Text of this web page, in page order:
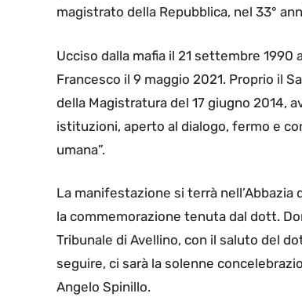
magistrato della Repubblica, nel 33°
Ucciso dalla mafia il 21 settembre
Francesco il 9 maggio 2021. Proprio il
della Magistratura del 17 giugno 2014,
istituzioni, aperto al dialogo, fermo e
umana”.
La manifestazione si terrà
la commemorazione tenuta dal dott.
Tribunale di Avellino, con il saluto del
seguire, ci sarà la solenne
Angelo Spinillo.